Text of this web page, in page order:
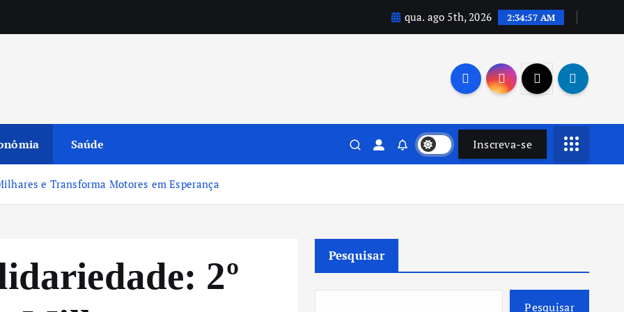
qua. ago 5th, 2026 2:34:58 AM
Saúde Inscreva-se
e Transforma Motores em Esperança
2º
Pesquisar
Pesquisar